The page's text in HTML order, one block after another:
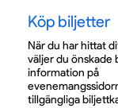
Köp biljetter
När du har hittat
väljer du önskade
information på
tillgängliga